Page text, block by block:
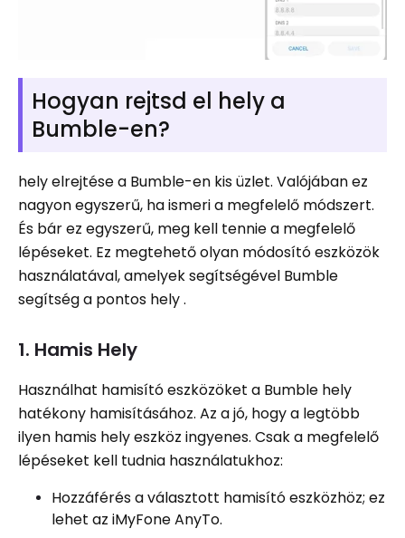
Hogyan rejtsd el hely a
Bumble-en?
hely elrejtése a Bumble-en kis üzlet. Valójában ez
nagyon egyszerű, ha ismeri a megfelelő módszert.
És bár ez egyszerű, meg kell tennie a megfelelő
lépéseket. Ez megtehető olyan módosító eszközök
használatával, amelyek segítségével Bumble
segítség a pontos hely .
1. Hamis Hely
Használhat hamisító eszközöket a Bumble hely
hatékony hamisításához. Az a jó, hogy a legtöbb
ilyen hamis hely eszköz ingyenes. Csak a megfelelő
lépéseket kell tudnia használatukhoz:
Hozzáférés a választott hamisító eszközhöz; ez
lehet az iMyFone AnyTo.